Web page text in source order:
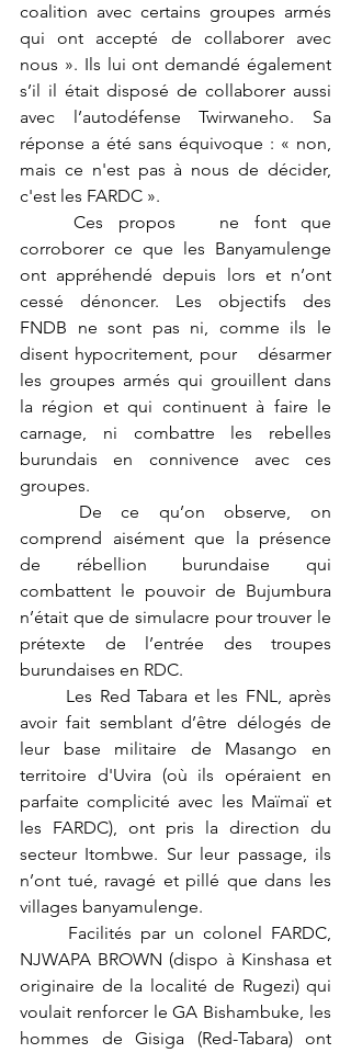
coalition avec certains groupes armés
qui ont accepté de collaborer avec
nous ». Ils lui ont demandé également
s’il il était disposé de collaborer aussi
avec l’autodéfense Twirwaneho. Sa
réponse a été sans équivoque : « non,
mais ce n'est pas à nous de décider,
c'est les FARDC ».
	Ces propos   ne font que
corroborer ce que les Banyamulenge
ont appréhendé depuis lors et n’ont
cessé dénoncer. Les objectifs des
FNDB ne sont pas ni, comme ils le
disent hypocritement, pour   désarmer
les groupes armés qui grouillent dans
la région et qui continuent à faire le
carnage, ni combattre les rebelles
burundais en connivence avec ces
groupes.
comprend aisément que la présence
de rébellion burundaise qui
combattent le pouvoir de Bujumbura
n’était que de simulacre pour trouver le
prétexte de l’entrée des troupes
burundaises en RDC.
avoir fait semblant d’être délogés de
leur base militaire de Masango en
territoire d'Uvira (où ils opéraient en
parfaite complicité avec les Maïmaï et
les FARDC), ont pris la direction du
secteur Itombwe. Sur leur passage, ils
n’ont tué, ravagé et pillé que dans les
villages banyamulenge.
NJWAPA BROWN (dispo à Kinshasa et
originaire de la localité de Rugezi) qui
voulait renforcer le GA Bishambuke, les
hommes de Gisiga (Red-Tabara) ont